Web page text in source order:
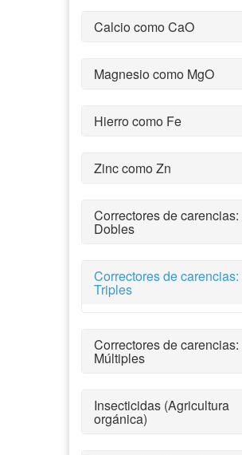
Calcio como CaO
Magnesio como MgO
Hierro como Fe
Zinc como Zn
Correctores de carencias:
Dobles
Correctores de carencias:
Triples
Correctores de carencias:
Múltiples
Insecticidas (Agricultura
orgánica)